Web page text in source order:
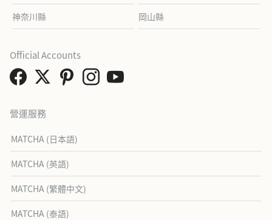
神奈川縣 岡山縣
營運服務
MATCHA (日本語)
MATCHA (英語)
MATCHA (繁體中文)
MATCHA (泰語)
Official Accounts